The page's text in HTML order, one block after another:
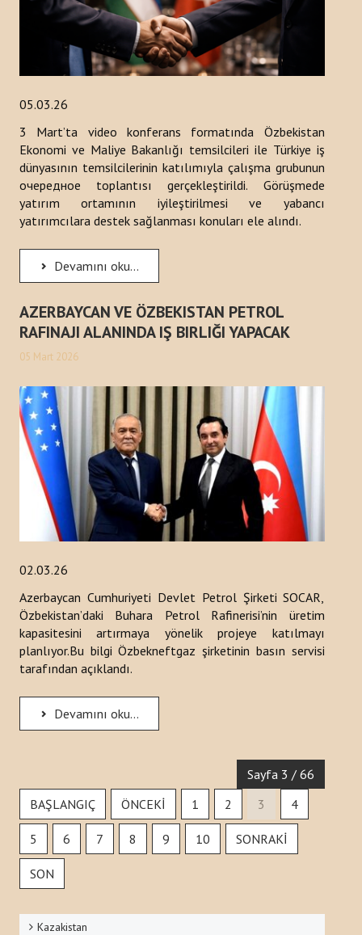
05.03.26
3 Mart’ta video konferans formatında Özbekistan
Ekonomi ve Maliye Bakanlığı temsilcileri ile Türkiye iş
dünyasının temsilcilerinin katılımıyla çalışma grubunun
очередное toplantısı gerçekleştirildi. Görüşmede
yatırım ortamının iyileştirilmesi ve yabancı
yatırımcılara destek sağlanması konuları ele alındı.
Devamını oku...
AZERBAYCAN VE ÖZBEKISTAN PETROL
RAFINAJI ALANINDA IŞ BIRLIĞI YAPACAK
05 Mart 2026
02.03.26
Azerbaycan Cumhuriyeti Devlet Petrol Şirketi SOCAR,
Özbekistan’daki Buhara Petrol Rafinerisi’nin üretim
kapasitesini artırmaya yönelik projeye katılmayı
planlıyor.Bu bilgi Özbekneftgaz şirketinin basın servisi
tarafından açıklandı.
Devamını oku...
Sayfa 3 / 66
BAŞLANGIÇ
ÖNCEKI 1 2 3 4
5 6 7 8 9 10 SONRAKI
SON
Kazakistan